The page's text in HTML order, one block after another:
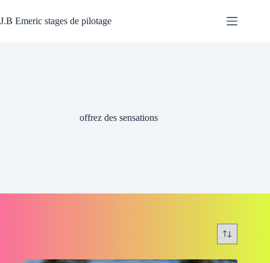
au
contenu
J.B Emeric stages de pilotage
offrez des sensations